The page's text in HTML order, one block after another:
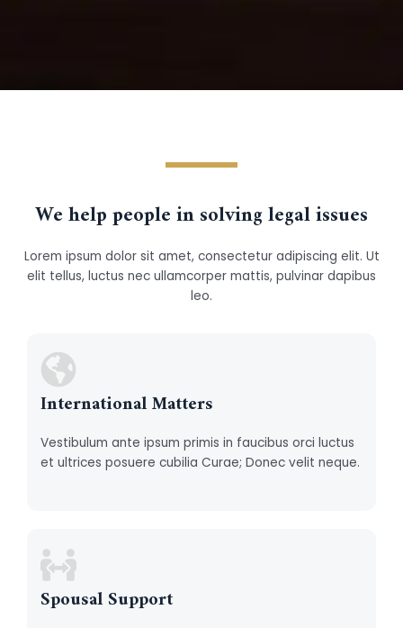
We help people in solving legal issues
Lorem ipsum dolor sit amet, consectetur adipiscing elit. Ut
elit tellus, luctus nec ullamcorper mattis, pulvinar dapibus
leo.
International Matters
Vestibulum ante ipsum primis in faucibus orci luctus
et ultrices posuere cubilia Curae; Donec velit neque.
Spousal Support